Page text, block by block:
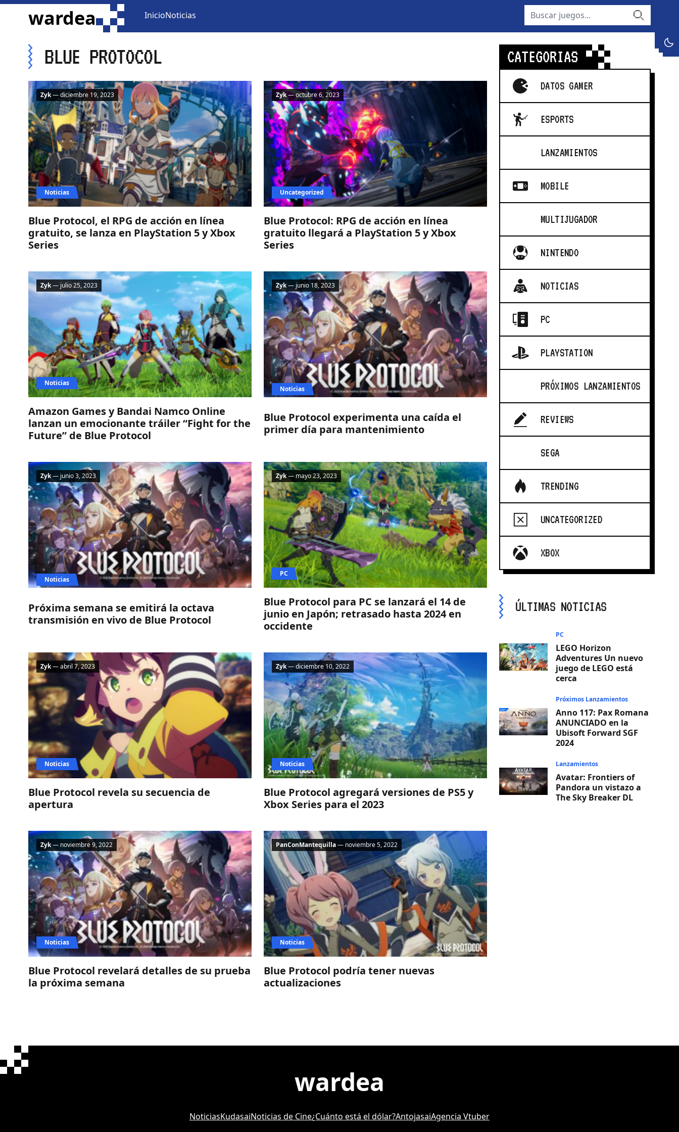
ir al contenidowardea
dark
InicioNoticias buscar
BLUE PROTOCOL
Blue Protocol, el RPG de acción en línea
gratuito, se lanza en PlayStation 5 y Xbox
Series
Noticias
Zyk— diciembre 19, 2023
Blue Protocol: RPG de acción en línea
gratuito llegará a PlayStation 5 y Xbox
Series
Uncategorized
Zyk— octubre 6, 2023
Amazon Games y Bandai Namco Online
lanzan un emocionante tráiler “Fight for the
Future” de Blue Protocol
Noticias
Zyk— julio 25, 2023
Blue Protocol experimenta una caída el
primer día para mantenimiento
Noticias
Zyk— junio 18, 2023
Próxima semana se emitirá la octava
transmisión en vivo de Blue Protocol
Noticias
Zyk— junio 3, 2023
Blue Protocol para PC se lanzará el 14 de
junio en Japón; retrasado hasta 2024 en
occidente
PC
Zyk— mayo 23, 2023
Blue Protocol revela su secuencia de
apertura
Noticias
Zyk— abril 7, 2023
Blue Protocol agregará versiones de PS5 y
Xbox Series para el 2023
Noticias
Zyk— diciembre 10, 2022
Blue Protocol revelará detalles de su prueba
la próxima semana
Noticias
Zyk— noviembre 9, 2022
Blue Protocol podría tener nuevas
actualizaciones
Noticias
PanConMantequilla— noviembre 5, 2022
CATEGORIAS
DATOS GAMER
ESPORTS
LANZAMIENTOS
MOBILE
MULTIJUGADOR
NINTENDO
NOTICIAS
PC
PLAYSTATION
PRÓXIMOS LANZAMIENTOS
REVIEWS
SEGA
TRENDING
UNCATEGORIZED
XBOX
ÚLTIMAS NOTICIAS
PC
LEGO Horizon
Adventures Un nuevo
juego de LEGO está
cerca
Próximos Lanzamientos
Anno 117: Pax Romana
ANUNCIADO en la
Ubisoft Forward SGF
2024
Lanzamientos
Avatar: Frontiers of
Pandora un vistazo a
The Sky Breaker DL
wardea
NoticiasKudasaiNoticias de Cine¿Cuánto está el dólar?AntojasaiAgencia Vtuber